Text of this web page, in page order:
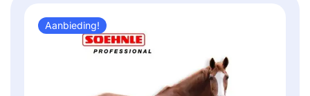
Aanbieding!